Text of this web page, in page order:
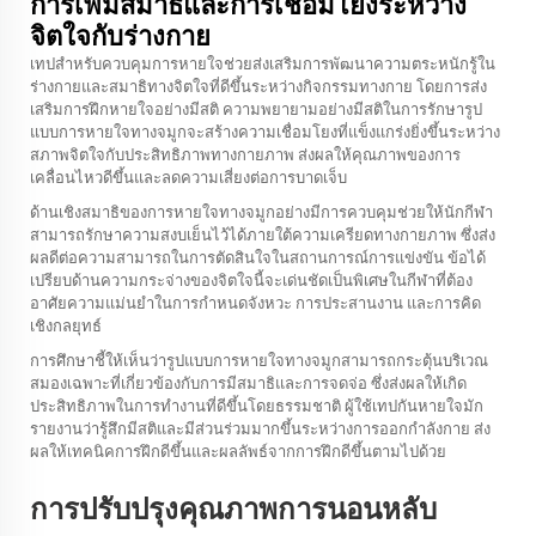
จิตใจกับร่างกาย
เทปสำหรับควบคุมการหายใจช่วยส่งเสริมการพัฒนาความตระหนักรู้ใน
ร่างกายและสมาธิทางจิตใจที่ดีขึ้นระหว่างกิจกรรมทางกาย โดยการส่ง
เสริมการฝึกหายใจอย่างมีสติ ความพยายามอย่างมีสติในการรักษารูป
แบบการหายใจทางจมูกจะสร้างความเชื่อมโยงที่แข็งแกร่งยิ่งขึ้นระหว่าง
สภาพจิตใจกับประสิทธิภาพทางกายภาพ ส่งผลให้คุณภาพของการ
เคลื่อนไหวดีขึ้นและลดความเสี่ยงต่อการบาดเจ็บ
ด้านเชิงสมาธิของการหายใจทางจมูกอย่างมีการควบคุมช่วยให้นักกีฬา
สามารถรักษาความสงบเย็นไว้ได้ภายใต้ความเครียดทางกายภาพ ซึ่งส่ง
ผลดีต่อความสามารถในการตัดสินใจในสถานการณ์การแข่งขัน ข้อได้
เปรียบด้านความกระจ่างของจิตใจนี้จะเด่นชัดเป็นพิเศษในกีฬาที่ต้อง
อาศัยความแม่นยำในการกำหนดจังหวะ การประสานงาน และการคิด
เชิงกลยุทธ์
การศึกษาชี้ให้เห็นว่ารูปแบบการหายใจทางจมูกสามารถกระตุ้นบริเวณ
สมองเฉพาะที่เกี่ยวข้องกับการมีสมาธิและการจดจ่อ ซึ่งส่งผลให้เกิด
ประสิทธิภาพในการทำงานที่ดีขึ้นโดยธรรมชาติ ผู้ใช้เทปกันหายใจมัก
รายงานว่ารู้สึกมีสติและมีส่วนร่วมมากขึ้นระหว่างการออกกำลังกาย ส่ง
ผลให้เทคนิคการฝึกดีขึ้นและผลลัพธ์จากการฝึกดีขึ้นตามไปด้วย
การปรับปรุงคุณภาพการนอนหลับ